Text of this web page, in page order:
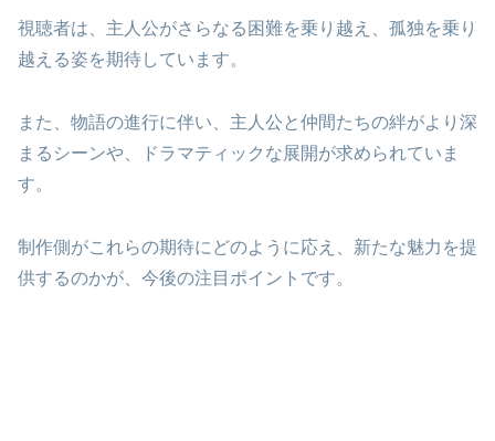
視聴者は、主人公がさらなる困難を乗り越え、孤独を乗り
越える姿を期待しています。
また、物語の進行に伴い、主人公と仲間たちの絆がより深
まるシーンや、ドラマティックな展開が求められていま
す。
制作側がこれらの期待にどのように応え、新たな魅力を提
供するのかが、今後の注目ポイントです。